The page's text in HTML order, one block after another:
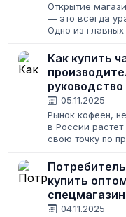
Открытие
— это всегда
Одно из
бизнес
Как купить
руководство
05.11.2025
Рынок кофеен,
в России
свою точку по
стоит
купить
04.11.2025